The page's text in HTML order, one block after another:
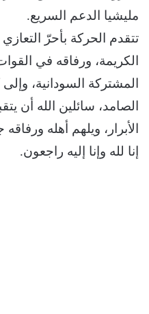
مليشيا الدعم السريع.
تتقدم الحركة بأحرّ
الكريمة، ورفاقه في
المشتركة السودانية،
الصامد، سائلين الله أن
الأبرار، ويلهم أهله
إنا لله وإنا إليه راجعون.